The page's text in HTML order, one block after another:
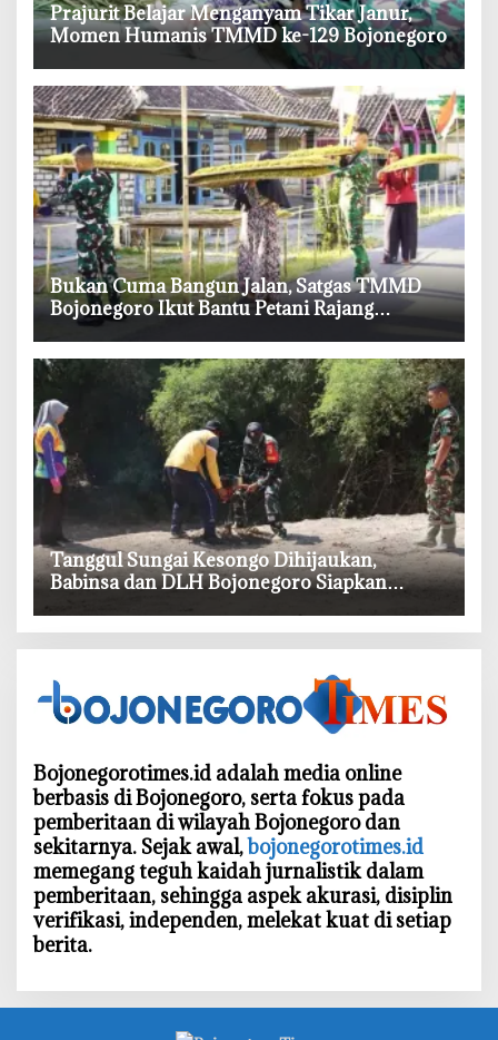
‎Prajurit Belajar Menganyam Tikar Janur,
Momen Humanis TMMD ke-129 Bojonegoro
‎Bukan Cuma Bangun Jalan, Satgas TMMD
Bojonegoro Ikut Bantu Petani Rajang
Tembakau
‎Tanggul Sungai Kesongo Dihijaukan,
Babinsa dan DLH Bojonegoro Siapkan
Bojonegorotimes.id adalah media online
berbasis di Bojonegoro, serta fokus pada
pemberitaan di wilayah Bojonegoro dan
sekitarnya. Sejak awal,bojonegorotimes.id
memegang teguh kaidah jurnalistik dalam
pemberitaan, sehingga aspek akurasi, disiplin
verifikasi, independen, melekat kuat di setiap
berita.